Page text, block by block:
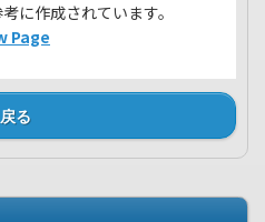
に作成されています。
Page
戻る